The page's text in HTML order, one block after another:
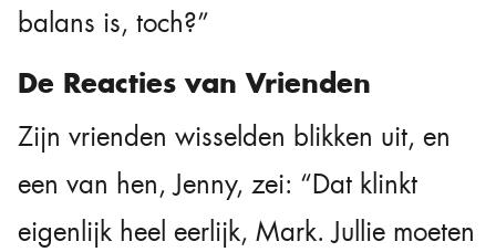
balans is, toch?”
De Reacties van Vrienden
Zijn vrienden wisselden blikken uit, en
een van hen, Jenny, zei: “Dat klinkt
eigenlijk heel eerlijk, Mark. Jullie moeten